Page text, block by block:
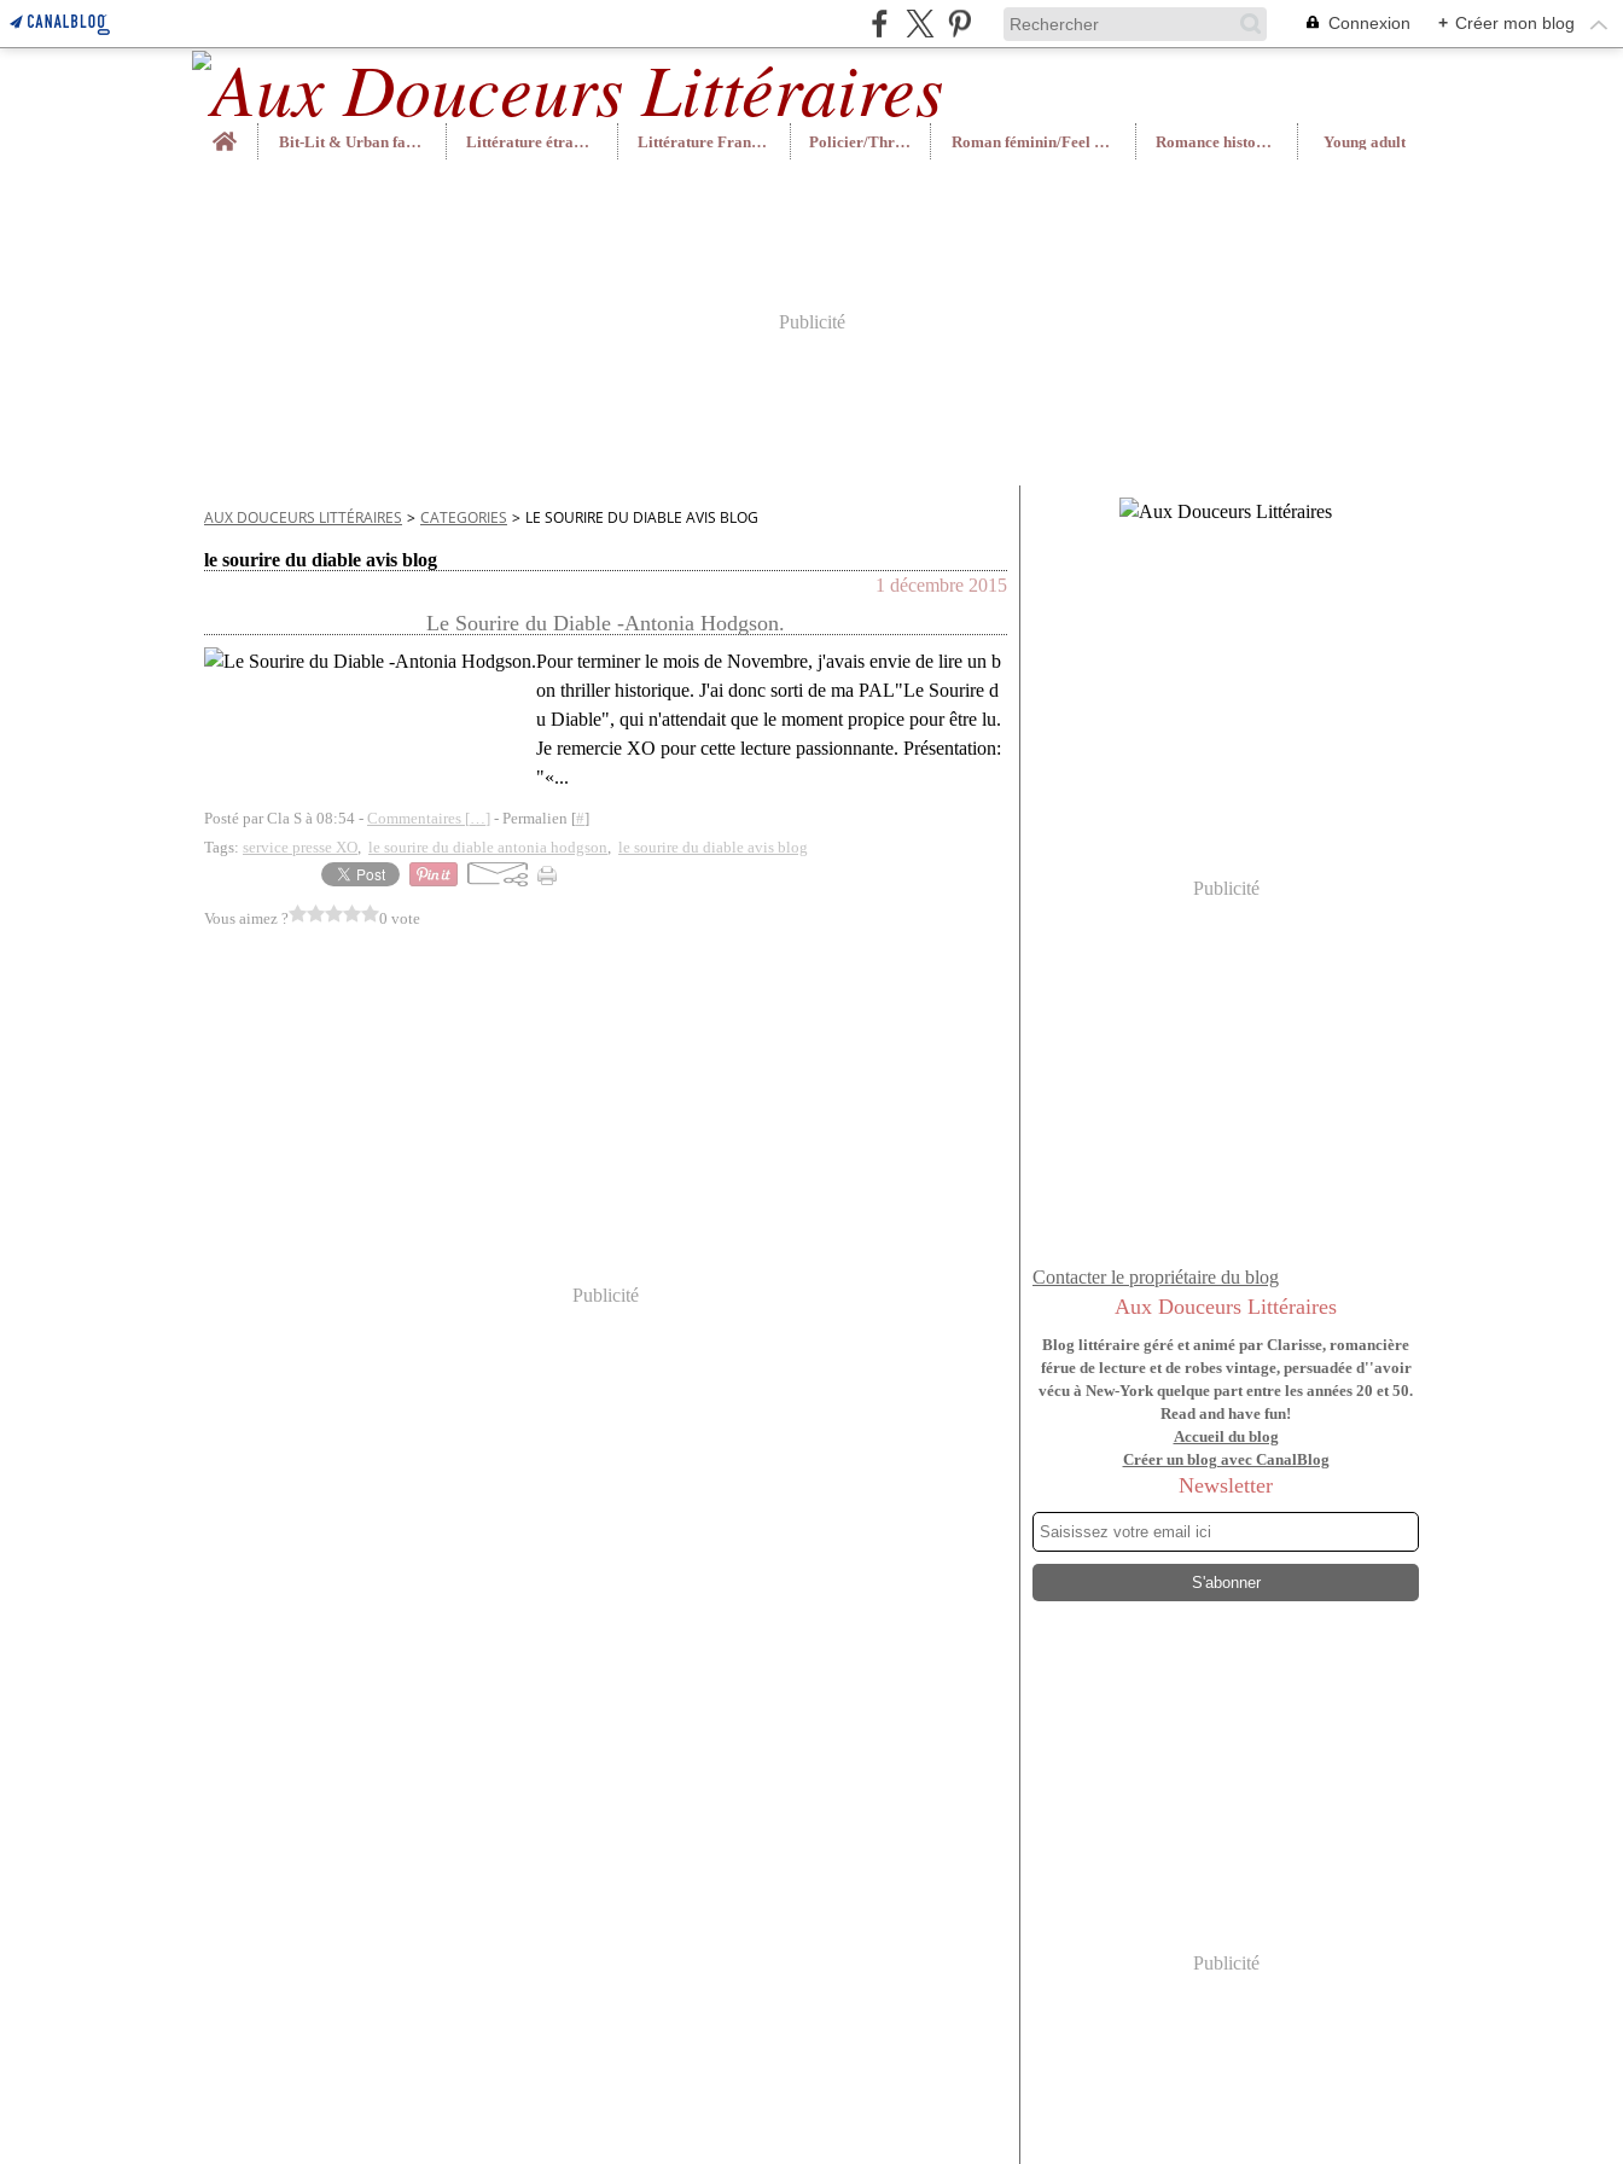
Connexion + Créer mon blog
Home
Bit-Lit & Urban fantasy Littérature étrangère Littérature Française Policier/Thriller Roman féminin/Feel Good Romance historique Young adult
Publicité
AUX DOUCEURS LITTÉRAIRES > CATEGORIES > LE SOURIRE DU DIABLE AVIS BLOG
le sourire du diable avis blog
1 décembre 2015
Le Sourire du Diable -Antonia Hodgson.
Pour terminer le mois de Novembre, j'avais envie de lire un b
on thriller historique. J'ai donc sorti de ma PAL"Le Sourire d
u Diable", qui n'attendait que le moment propice pour être lu.
Je remercie XO pour cette lecture passionnante. Présentation:
"«...
Posté par Cla S à 08:54 - Commentaires […] - Permalien [#]
Tags: service presse XO, le sourire du diable antonia hodgson, le sourire du diable avis blog
Vous aimez ? 0 vote
Publicité
Publicité
Contacter le propriétaire du blog
Aux Douceurs Littéraires
Blog littéraire géré et animé par Clarisse, romancière
férue de lecture et de robes vintage, persuadée d''avoir
vécu à New-York quelque part entre les années 20 et 50.
Read and have fun!
Accueil du blog
Créer un blog avec CanalBlog
Newsletter
Publicité